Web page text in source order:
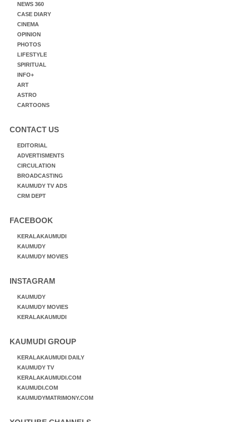
NEWS 360
CASE DIARY
CINEMA
OPINION
PHOTOS
LIFESTYLE
SPIRITUAL
INFO+
ART
ASTRO
CARTOONS
CONTACT US
EDITORIAL
ADVERTISMENTS
CIRCULATION
BROADCASTING
KAUMUDY TV ADS
CRM DEPT
FACEBOOK
KERALAKAUMUDI
KAUMUDY
KAUMUDY MOVIES
INSTAGRAM
KAUMUDY
KAUMUDY MOVIES
KERALAKAUMUDI
KAUMUDI GROUP
KERALAKAUMUDI DAILY
KAUMUDY TV
KERALAKAUMUDI.COM
KAUMUDI.COM
KAUMUDYMATRIMONY.COM